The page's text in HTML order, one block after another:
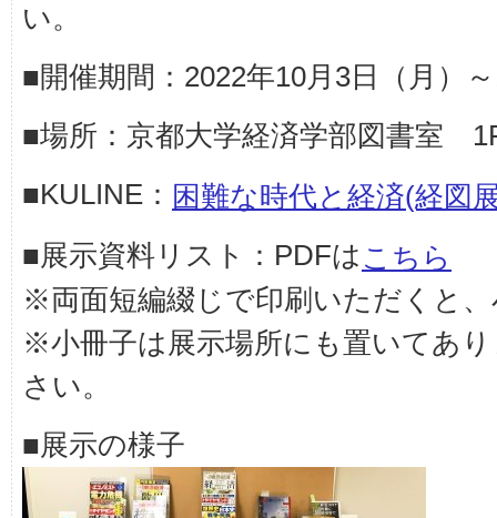
い。
■開催期間：2022年10月3日（月）
■場所：京都大学経済学部図書室
■KULINE： 困難な時代と経済(経図
■展示資料リスト：PDFは こちら
※両面短編綴じで印刷いただくと
※小冊子は展示場所にも置いてあ
さい。
■展示の様子